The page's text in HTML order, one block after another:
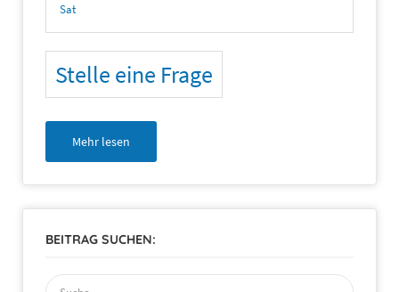
Sat
Stelle eine Frage
Mehr lesen
BEITRAG SUCHEN:
Suchen